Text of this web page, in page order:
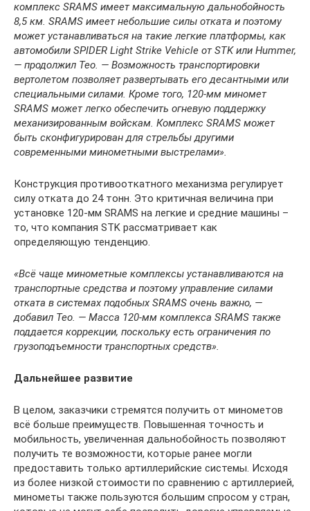
комплекс SRAMS имеет максимальную дальнобойность
8,5 км. SRAMS имеет небольшие силы отката и поэтому
может устанавливаться на такие легкие платформы, как
автомобили SPIDER Light Strike Vehicle от STK или Hummer,
— продолжил Тео. — Возможность транспортировки
вертолетом позволяет развертывать его десантными или
специальными силами. Кроме того, 120-мм миномет
SRAMS может легко обеспечить огневую поддержку
механизированным войскам. Комплекс SRAMS может
быть сконфигурирован для стрельбы другими
современными минометными выстрелами».
Конструкция противооткатного механизма регулирует
силу отката до 24 тонн. Это критичная величина при
установке 120-мм SRAMS на легкие и средние машины –
то, что компания STK рассматривает как
определяющую тенденцию.
«Всё чаще минометные комплексы устанавливаются на
транспортные средства и поэтому управление силами
отката в системах подобных SRAMS очень важно, —
добавил Тео. — Масса 120-мм комплекса SRAMS также
поддается коррекции, поскольку есть ограничения по
грузоподъемности транспортных средств».
Дальнейшее развитие
В целом, заказчики стремятся получить от минометов
всё больше преимуществ. Повышенная точность и
мобильность, увеличенная дальнобойность позволяют
получить те возможности, которые ранее могли
предоставить только артиллерийские системы. Исходя
из более низкой стоимости по сравнению с артиллерией,
минометы также пользуются большим спросом у стран,